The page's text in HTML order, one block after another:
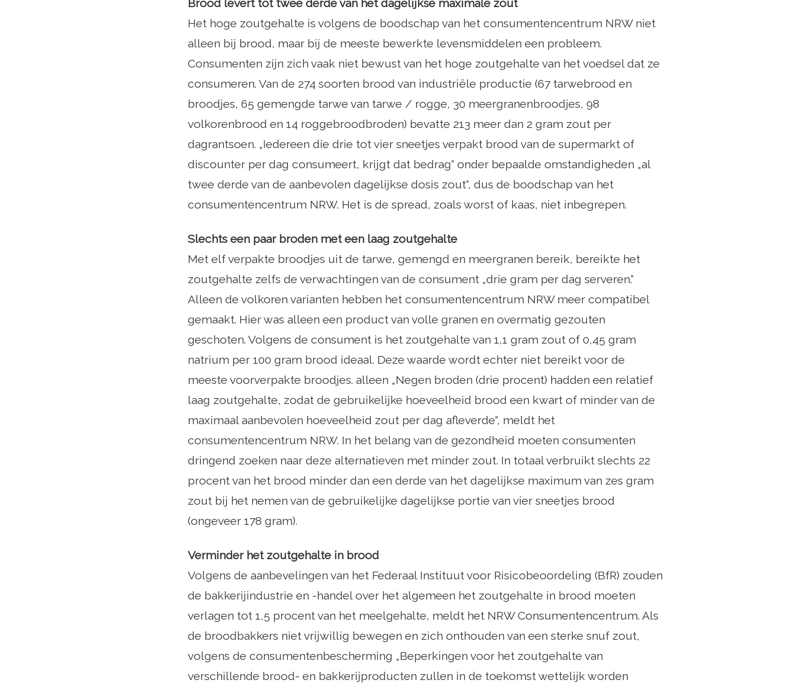
Brood levert tot twee derde van het dagelijkse maximale zout
Het hoge zoutgehalte is volgens de boodschap van het consumentencentrum NRW niet
alleen bij brood, maar bij de meeste bewerkte levensmiddelen een probleem.
Consumenten zijn zich vaak niet bewust van het hoge zoutgehalte van het voedsel dat ze
consumeren. Van de 274 soorten brood van industriële productie (67 tarwebrood en
broodjes, 65 gemengde tarwe van tarwe / rogge, 30 meergranenbroodjes, 98
volkorenbrood en 14 roggebroodbroden) bevatte 213 meer dan 2 gram zout per
dagrantsoen. „Iedereen die drie tot vier sneetjes verpakt brood van de supermarkt of
discounter per dag consumeert, krijgt dat bedrag“ onder bepaalde omstandigheden „al
twee derde van de aanbevolen dagelijkse dosis zout“, dus de boodschap van het
consumentencentrum NRW. Het is de spread, zoals worst of kaas, niet inbegrepen.
Slechts een paar broden met een laag zoutgehalte
Met elf verpakte broodjes uit de tarwe, gemengd en meergranen bereik, bereikte het
zoutgehalte zelfs de verwachtingen van de consument „drie gram per dag serveren.“
Alleen de volkoren varianten hebben het consumentencentrum NRW meer compatibel
gemaakt. Hier was alleen een product van volle granen en overmatig gezouten
geschoten. Volgens de consument is het zoutgehalte van 1,1 gram zout of 0,45 gram
natrium per 100 gram brood ideaal. Deze waarde wordt echter niet bereikt voor de
meeste voorverpakte broodjes. alleen „Negen broden (drie procent) hadden een relatief
laag zoutgehalte, zodat de gebruikelijke hoeveelheid brood een kwart of minder van de
maximaal aanbevolen hoeveelheid zout per dag afleverde“, meldt het
consumentencentrum NRW. In het belang van de gezondheid moeten consumenten
dringend zoeken naar deze alternatieven met minder zout. In totaal verbruikt slechts 22
procent van het brood minder dan een derde van het dagelijkse maximum van zes gram
zout bij het nemen van de gebruikelijke dagelijkse portie van vier sneetjes brood
(ongeveer 178 gram).
Verminder het zoutgehalte in brood
Volgens de aanbevelingen van het Federaal Instituut voor Risicobeoordeling (BfR) zouden
de bakkerijindustrie en -handel over het algemeen het zoutgehalte in brood moeten
verlagen tot 1,5 procent van het meelgehalte, meldt het NRW Consumentencentrum. Als
de broodbakkers niet vrijwillig bewegen en zich onthouden van een sterke snuf zout,
volgens de consumentenbescherming „Beperkingen voor het zoutgehalte van
verschillende brood- en bakkerijproducten zullen in de toekomst wettelijk worden